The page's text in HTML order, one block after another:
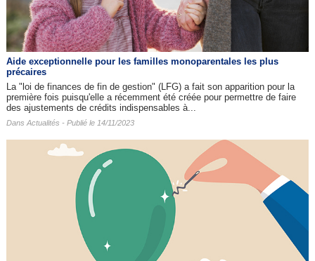
Aide exceptionnelle pour les familles monoparentales les plus
précaires
La "loi de finances de fin de gestion" (LFG) a fait son apparition pour la
première fois puisqu'elle a récemment été créée pour permettre de faire
des ajustements de crédits indispensables à...
Dans Actualités - Publié le 14/11/2023